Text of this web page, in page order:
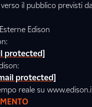
il pubblico previsti
Edison
protected]
protected]
reale su